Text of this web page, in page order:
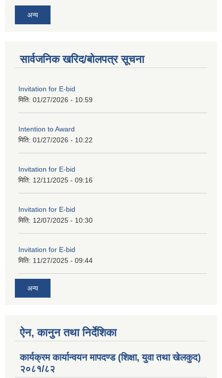
अन्य
सार्वजनिक खरिद/बोलपत्र सूचना
Invitation for E-bid
मिति: 01/27/2026 - 10:59
Intention to Award
मिति: 01/27/2026 - 10:22
Invitation for E-bid
मिति: 12/11/2025 - 09:16
Invitation for E-bid
मिति: 12/07/2025 - 10:30
Invitation for E-bid
मिति: 11/27/2025 - 09:44
अन्य
ऐन, कानुन तथा निर्देशिका
कार्यक्रम कार्यान्वयन मापदण्ड (शिक्षा, युवा तथा खेलकुद)
२०८१/८२